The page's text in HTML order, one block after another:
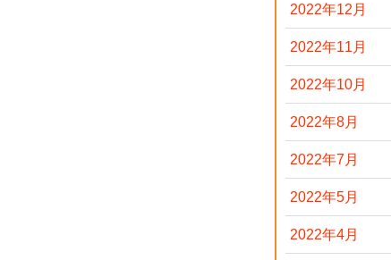
2022年12月
2022年11月
2022年10月
2022年8月
2022年7月
2022年5月
2022年4月